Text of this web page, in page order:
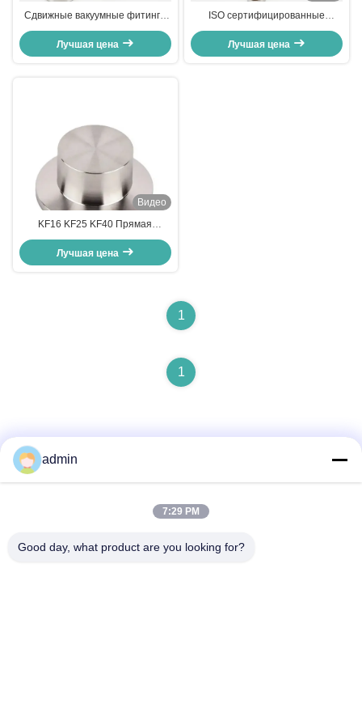
Сдвижные вакуумные фитинги
KF
Лучшая цена
ISO сертифицированные
вакуумные фитинги KF Centering
Ring
Лучшая цена
Видео
KF16 KF25 KF40 Прямая
кронштейнная кронштейнная
вакуумная кронштейнная
Лучшая цена
1
1
Быстрый контакт
Адрес
admin
7:29 PM
Good day, what product are you looking for?